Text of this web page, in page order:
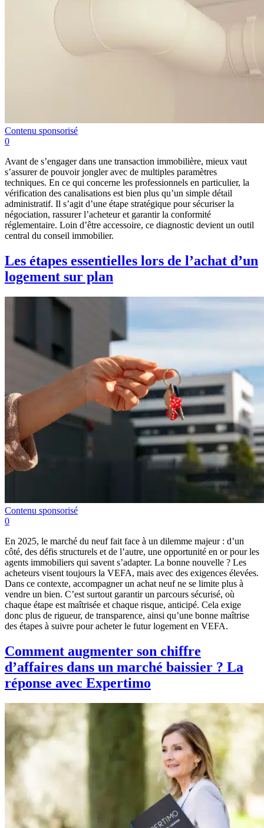
Contenu sponsorisé
0
Avant de s’engager dans une transaction immobilière, mieux vaut
s’assurer de pouvoir jongler avec de multiples paramètres
techniques. En ce qui concerne les professionnels en particulier, la
vérification des canalisations est bien plus qu’un simple détail
administratif. Il s’agit d’une étape stratégique pour sécuriser la
négociation, rassurer l’acheteur et garantir la conformité
réglementaire. Loin d’être accessoire, ce diagnostic devient un outil
central du conseil immobilier.
Les étapes essentielles lors de l’achat d’un
logement sur plan
Contenu sponsorisé
0
En 2025, le marché du neuf fait face à un dilemme majeur : d’un
côté, des défis structurels et de l’autre, une opportunité en or pour les
agents immobiliers qui savent s’adapter. La bonne nouvelle ? Les
acheteurs visent toujours la VEFA, mais avec des exigences élevées.
Dans ce contexte, accompagner un achat neuf ne se limite plus à
vendre un bien. C’est surtout garantir un parcours sécurisé, où
chaque étape est maîtrisée et chaque risque, anticipé. Cela exige
donc plus de rigueur, de transparence, ainsi qu’une bonne maîtrise
des étapes à suivre pour acheter le futur logement en VEFA.
Comment augmenter son chiffre
d’affaires dans un marché baissier ? La
réponse avec Expertimo